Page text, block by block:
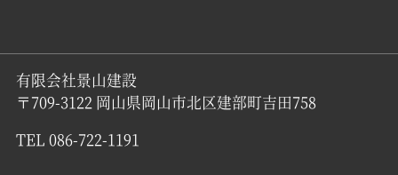
有限会社景山建設
〒709-3122 岡山県岡山市北区建部町吉田758
TEL 086-722-1191